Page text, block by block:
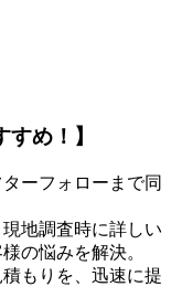
め！】
ーフォローまで同
地調査時に詳しい
の悩みを解決。
もりを、迅速に提